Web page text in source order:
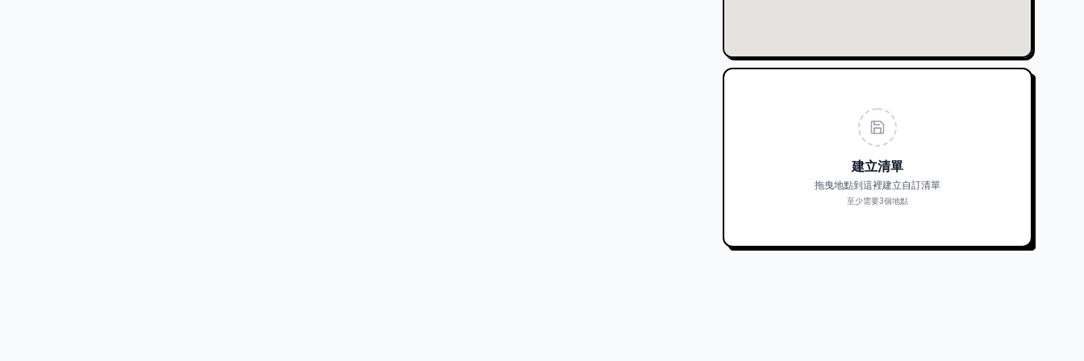
建立清單
拖曳地點到這裡建立自訂清單
至少需要3個地點